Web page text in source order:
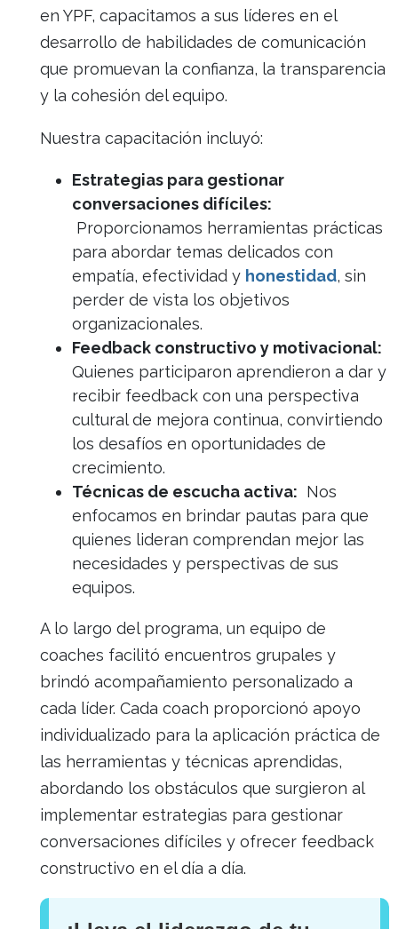
en YPF, capacitamos a sus líderes en el
desarrollo de habilidades de comunicación
que promuevan la confianza, la transparencia
y la cohesión del equipo.
Nuestra capacitación incluyó:
Estrategias para gestionar
conversaciones difíciles:
Proporcionamos herramientas prácticas
para abordar temas delicados con
empatía, efectividad y honestidad, sin
perder de vista los objetivos
organizacionales.
Feedback constructivo y motivacional:
Quienes participaron aprendieron a dar y
recibir feedback con una perspectiva
cultural de mejora continua, convirtiendo
los desafíos en oportunidades de
crecimiento.
Técnicas de escucha activa: Nos
enfocamos en brindar pautas para que
quienes lideran comprendan mejor las
necesidades y perspectivas de sus
equipos.
A lo largo del programa, un equipo de
coaches facilitó encuentros grupales y
brindó acompañamiento personalizado a
cada líder. Cada coach proporcionó apoyo
individualizado para la aplicación práctica de
las herramientas y técnicas aprendidas,
abordando los obstáculos que surgieron al
implementar estrategias para gestionar
conversaciones difíciles y ofrecer feedback
constructivo en el día a día.